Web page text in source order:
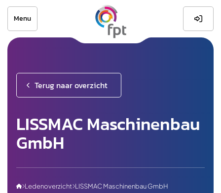
Menu 
Terug naar overzicht
LISSMAC Maschinenbau
GmbH
Ledenoverzicht LISSMAC Maschinenbau GmbH